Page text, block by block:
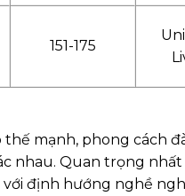
151-175
thế mạnh, phong cách
nhau. Quan trọng nhất
định hướng nghề